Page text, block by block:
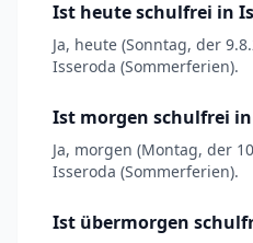
Ist heute schulfrei in
Ja, heute (Sonntag, der
Isseroda (Sommerferien).
Ist morgen schulfrei in
Ja, morgen (Montag, der
Isseroda (Sommerferien).
Ist übermorgen